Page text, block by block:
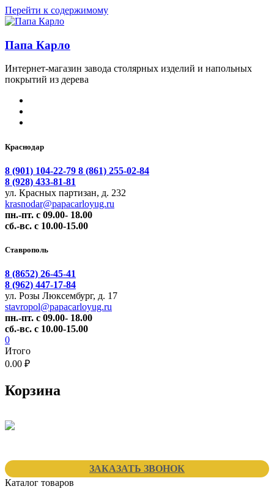
Перейти к содержимому
Папа Карло
Интернет-магазин завода столярных изделий и напольных
покрытий из дерева
Краснодар
8 (901) 104-22-79 8 (861) 255-02-84
8 (928) 433-81-81
ул. Красных партизан, д. 232
krasnodar@papacarloyug.ru
пн.-пт. с 09.00- 18.00
сб.-вс. с 10.00-15.00
Ставрополь
8 (8652) 26-45-41
8 (962) 447-17-84
ул. Розы Люксембург, д. 17
stavropol@papacarloyug.ru
пн.-пт. с 09.00- 18.00
сб.-вс. с 10.00-15.00
0
Итого
0.00 ₽
Корзина
ЗАКАЗАТЬ ЗВОНОК
Каталог товаров